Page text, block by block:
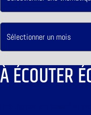
À ÉCOUTER